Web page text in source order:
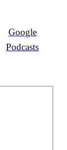
Google
Podcasts